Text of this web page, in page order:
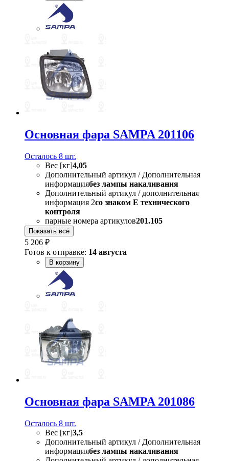
Основная фара SAMPA 201106
Осталось 8 шт.
Вес [кг]4,05
Дополнительный артикул / Дополнительная
информациябез лампы накаливания
Дополнительный артикул / дополнительная
информация 2со знаком Е технического
контроля
парные номера артикулов201.105
Показать всё
5 206 ₽
Готов к отправке: 14 августа
В корзину
Основная фара SAMPA 201086
Осталось 8 шт.
Вес [кг]3,5
Дополнительный артикул / Дополнительная
информациябез лампы накаливания